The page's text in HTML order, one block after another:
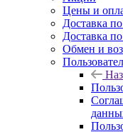
Цены и
Доставка
Доставка
Обмен и